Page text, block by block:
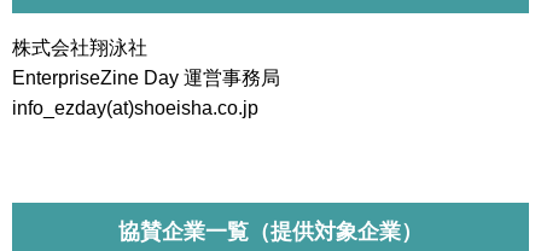
株式会社翔泳社
EnterpriseZine Day 運営事務局
info_ezday(at)shoeisha.co.jp
協賛企業一覧（提供対象企業）